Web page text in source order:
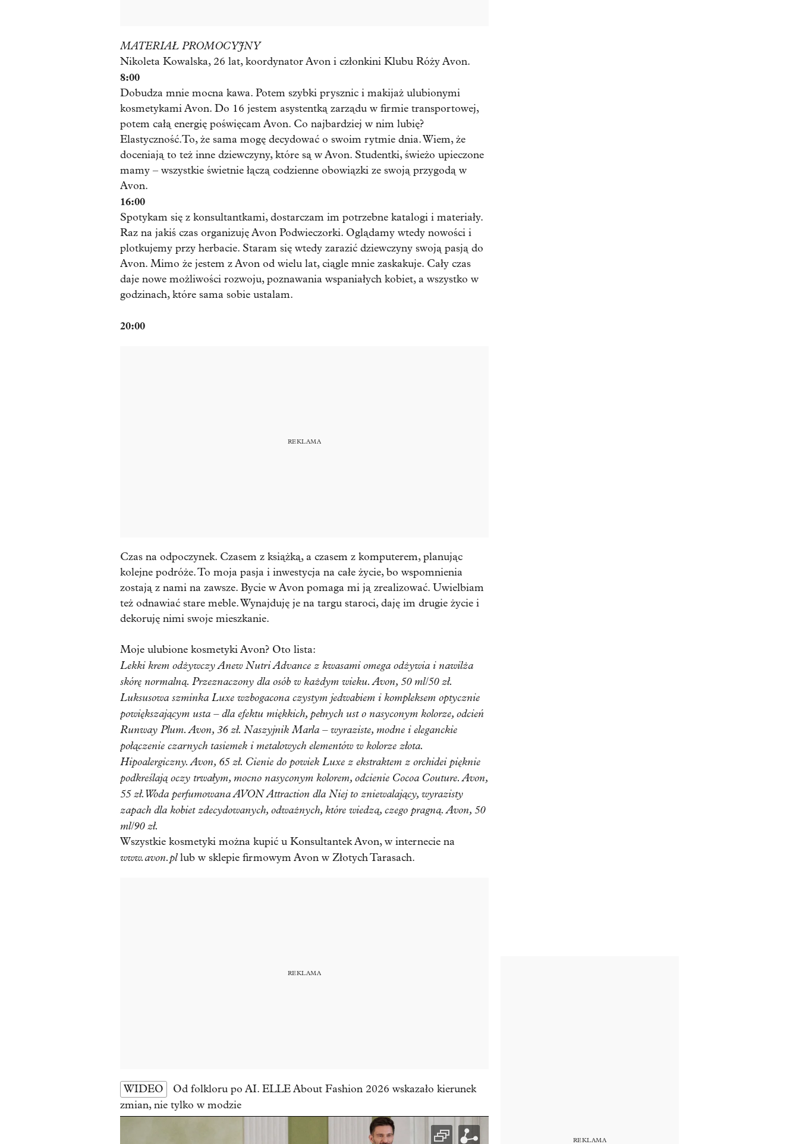
MATERIAŁ PROMOCYJNY
Nikoleta Kowalska, 26 lat, koordynator Avon i członkini Klubu Róży Avon.
8:00
Dobudza mnie mocna kawa. Potem szybki prysznic i makijaż ulubionymi
kosmetykami Avon. Do 16 jestem asystentką zarządu w firmie transportowej,
potem całą energię poświęcam Avon. Co najbardziej w nim lubię?
Elastyczność.To, że sama mogę decydować o swoim rytmie dnia. Wiem, że
doceniają to też inne dziewczyny, które są w Avon. Studentki, świeżo upieczone
mamy – wszystkie świetnie łączą codzienne obowiązki ze swoją przygodą w
Avon.
16:00
Spotykam się z konsultantkami, dostarczam im potrzebne katalogi i materiały.
Raz na jakiś czas organizuję Avon Podwieczorki. Oglądamy wtedy nowości i
plotkujemy przy herbacie. Staram się wtedy zarazić dziewczyny swoją pasją do
Avon. Mimo że jestem z Avon od wielu lat, ciągle mnie zaskakuje. Cały czas
daje nowe możliwości rozwoju, poznawania wspaniałych kobiet, a wszystko w
godzinach, które sama sobie ustalam.
20:00
Czas na odpoczynek. Czasem z książką, a czasem z komputerem, planując
kolejne podróże. To moja pasja i inwestycja na całe życie, bo wspomnienia
zostają z nami na zawsze. Bycie w Avon pomaga mi ją zrealizować. Uwielbiam
też odnawiać stare meble. Wynajduję je na targu staroci, daję im drugie życie i
dekoruję nimi swoje mieszkanie.
Moje ulubione kosmetyki Avon? Oto lista:
Lekki krem odżywczy Anew Nutri Advance z kwasami omega odżywia i nawilża
skórę normalną. Przeznaczony dla osób w każdym wieku. Avon, 50 ml/50 zł.
Luksusowa szminka Luxe wzbogacona czystym jedwabiem i kompleksem optycznie
powiększającym usta – dla efektu miękkich, pełnych ust o nasyconym kolorze, odcień
Runway Plum. Avon, 36 zł. Naszyjnik Marla – wyraziste, modne i eleganckie
połączenie czarnych tasiemek i metalowych elementów w kolorze złota.
Hipoalergiczny. Avon, 65 zł. Cienie do powiek Luxe z ekstraktem z orchidei pięknie
podkreślają oczy trwałym, mocno nasyconym kolorem, odcienie Cocoa Couture. Avon,
55 zł. Woda perfumowana AVON Attraction dla Niej to zniewalający, wyrazisty
zapach dla kobiet zdecydowanych, odważnych, które wiedzą, czego pragną. Avon, 50
ml/90 zł.
Wszystkie kosmetyki można kupić u Konsultantek Avon, w internecie na
www.avon.pllub w sklepie firmowym Avon w Złotych Tarasach.
WIDEO
Od folkloru po AI. ELLE About Fashion 2026 wskazało kierunek
zmian, nie tylko w modzie